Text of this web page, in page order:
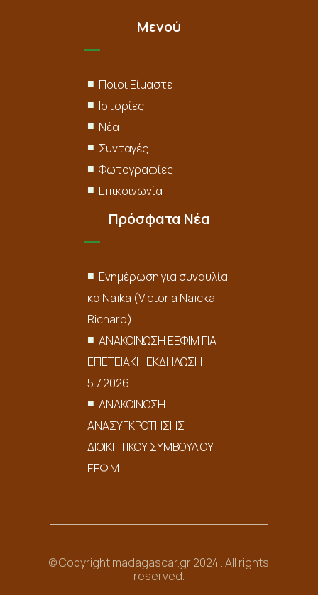
Μενού
Ποιοι Είμαστε
Ιστορίες
Νέα
Συνταγές
Φωτογραφίες
Επικοινωνία
Πρόσφατα Νέα
Ενημέρωση για συναυλία
κα Naïka (Victoria Naïcka
Richard)
ΑΝΑΚΟΙΝΩΣΗ ΕΕΦΙΜ ΓΙΑ
ΕΠΕΤΕΙΑΚΗ ΕΚΔΗΛΩΣΗ
5.7.2026
ΑΝΑΚΟΙΝΩΣΗ
ΑΝΑΣΥΓΚΡΟΤΗΣΗΣ
ΔΙΟΙΚΗΤΙΚΟΥ ΣΥΜΒΟΥΛΙΟΥ
ΕΕΦΙΜ
© Copyright madagascar.gr 2024 . All rights
reserved.